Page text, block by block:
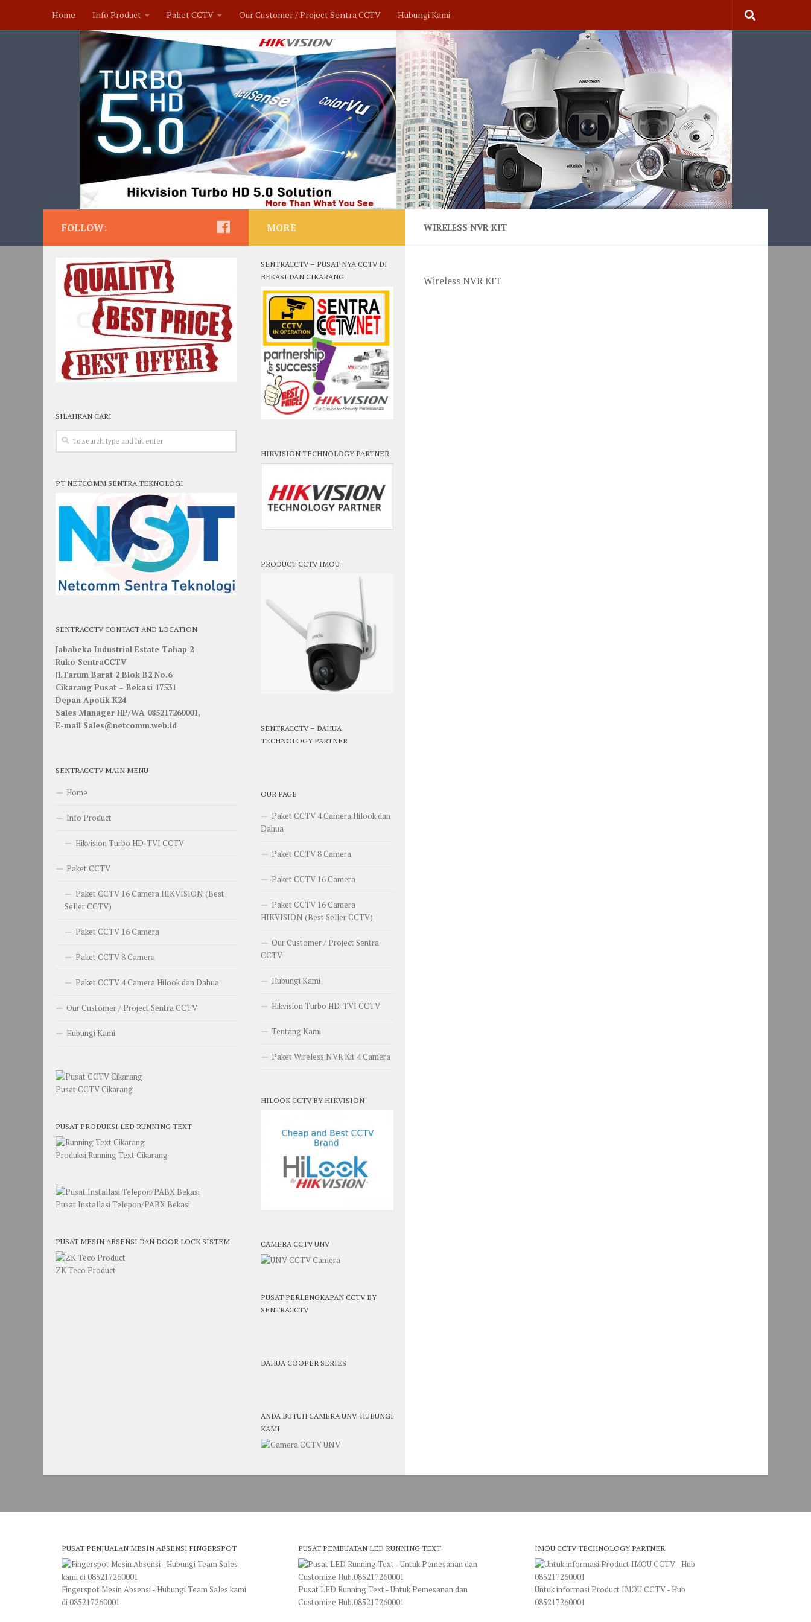
Home Info Product Paket CCTV Our Customer / Project Sentra CCTV Hubungi Kami
WIRELESS NVR KIT
Wireless NVR KIT
FOLLOW:
SILAHKAN CARI
PT NETCOMM SENTRA TEKNOLOGI
SENTRACCTV CONTACT AND LOCATION
Jababeka Industrial Estate Tahap 2
Ruko SentraCCTV
Jl.Tarum Barat 2 Blok B2 No.6
Cikarang Pusat – Bekasi 17531
Depan Apotik K24
Sales Manager HP/WA 085217260001,
E-mail Sales@netcomm.web.id
SENTRACCTV MAIN MENU
Home
Info Product
Hikvision Turbo HD-TVI CCTV
Paket CCTV
Paket CCTV 16 Camera HIKVISION (Best
Seller CCTV)
Paket CCTV 16 Camera
Paket CCTV 8 Camera
Paket CCTV 4 Camera Hilook dan Dahua
Our Customer / Project Sentra CCTV
Hubungi Kami
Pusat CCTV Cikarang
PUSAT PRODUKSI LED RUNNING TEXT
Produksi Running Text Cikarang
Pusat Installasi Telepon/PABX Bekasi
PUSAT MESIN ABSENSI DAN DOOR LOCK SISTEM
ZK Teco Product
MORE
SENTRACCTV – PUSAT NYA CCTV DI
BEKASI DAN CIKARANG
HIKVISION TECHNOLOGY PARTNER
PRODUCT CCTV IMOU
SENTRACCTV – DAHUA
TECHNOLOGY PARTNER
OUR PAGE
Paket CCTV 4 Camera Hilook dan
Dahua
Paket CCTV 8 Camera
Paket CCTV 16 Camera
Paket CCTV 16 Camera
HIKVISION (Best Seller CCTV)
Our Customer / Project Sentra
CCTV
Hubungi Kami
Hikvision Turbo HD-TVI CCTV
Tentang Kami
Paket Wireless NVR Kit 4 Camera
HILOOK CCTV BY HIKVISION
CAMERA CCTV UNV
PUSAT PERLENGKAPAN CCTV BY
SENTRACCTV
DAHUA COOPER SERIES
ANDA BUTUH CAMERA UNV. HUBUNGI
KAMI
PUSAT PENJUALAN MESIN ABSENSI FINGERSPOT
Fingerspot Mesin Absensi - Hubungi Team Sales kami
di 085217260001
PUSAT PEMBUATAN LED RUNNING TEXT
Pusat LED Running Text - Untuk Pemesanan dan
Customize Hub.085217260001
IMOU CCTV TECHNOLOGY PARTNER
Untuk informasi Product IMOU CCTV - Hub
085217260001